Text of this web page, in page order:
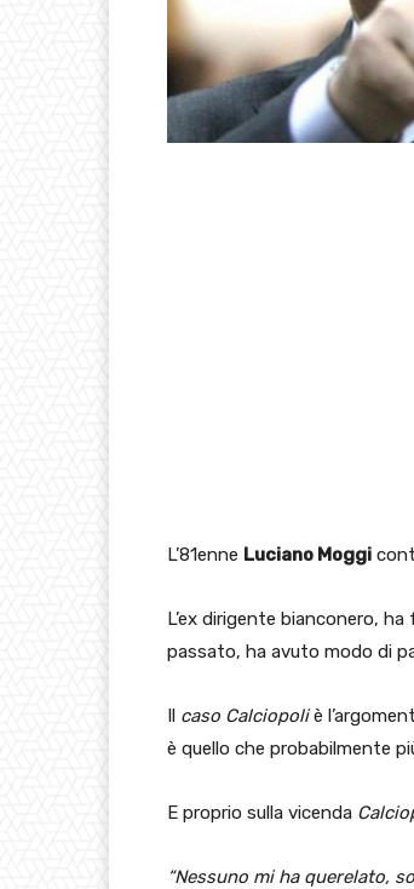
L’81enne Luciano Moggi
L’ex dirigente bianconero,
passato, ha avuto modo di
Il caso Calciopoliè
è quello che probabilmente
E proprio sulla vicenda
“Nessuno mi ha querelato,